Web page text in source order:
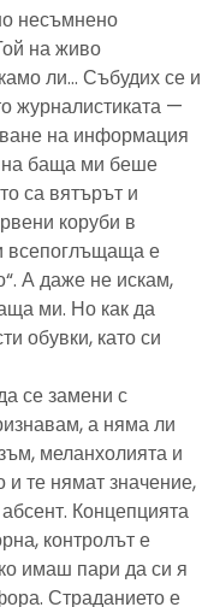
несъмнено
на живо
ли… Събудих се и
журналистиката —
на информация
на баща ми беше
са вятърът и
коруби в
всепоглъщаща е
А даже не искам,
ми. Но как да
обувки, като си
се замени с
а няма ли
меланхолията и
и те нямат значение,
Концепцията
контролът е
имаш пари да си я
Страданието е